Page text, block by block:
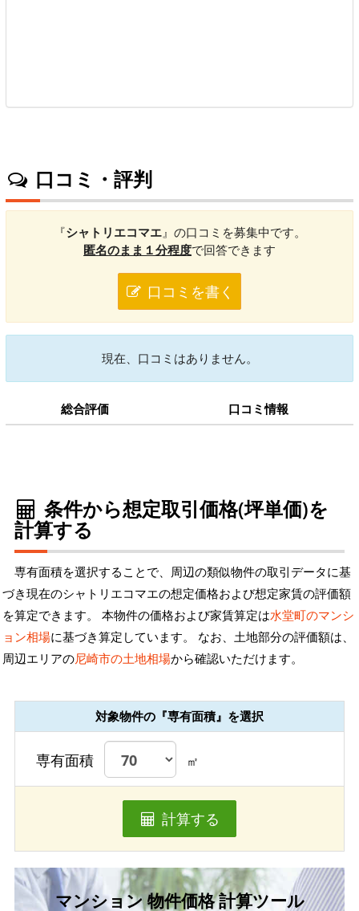
口コミ・評判
『シャトリエコマエ』の口コミを募集中です。
匿名のまま１分程度で回答できます
口コミを書く
現在、口コミはありません。
総合評価 口コミ情報
条件から想定取引価格(坪単価)を
計算する
専有面積を選択することで、周辺の類似物件の取引データに基
づき現在のシャトリエコマエの想定価格および想定家賃の評価額
を算定できます。 本物件の価格および家賃算定は水堂町のマンシ
ョン相場に基づき算定しています。 なお、土地部分の評価額は、
周辺エリアの尼崎市の土地相場から確認いただけます。
対象物件の『専有面積』を選択
専有面積 ㎡
計算する
マンション 物件価格 計算ツール